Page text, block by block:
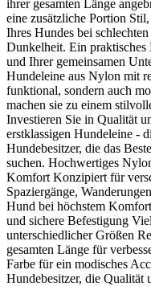
ihrer gesamten Länge
eine zusätzliche Portion
Ihres Hundes bei
Dunkelheit. Ein praktisches
und Ihrer gemeinsamen
Hundeleine aus Nylon mit
funktional, sondern auch
machen sie zu einem
Investieren Sie in Qualität
erstklassigen Hundeleine -
Hundebesitzer, die das
suchen. Hochwertiges
Komfort Konzipiert für
Spaziergänge,
Hund bei höchstem
und sichere Befestigung
unterschiedlicher Größen
gesamten Länge für
Farbe für ein modisches
Hundebesitzer, die Qualität